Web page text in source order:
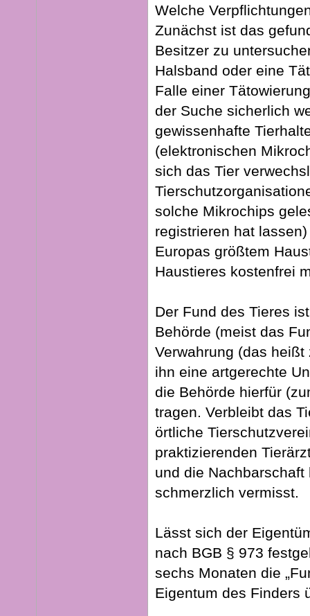
Welche
Zunächst ist das
Besitzer zu
Halsband oder eine
Falle einer
der Suche sicherlich
gewissenhafte
(elektronischen
sich das Tier
solche Mikrochips
registrieren hat
Europas größtem
Haustieres kostenfrei
Der Fund des Tieres
Behörde (meist das
Verwahrung (das
ihn eine artgerechte
die Behörde hierfür
tragen. Verbleibt das
örtliche
praktizierenden
und die
schmerzlich vermisst.
Lässt sich der
nach BGB § 973
sechs Monaten die
Eigentum des Finders